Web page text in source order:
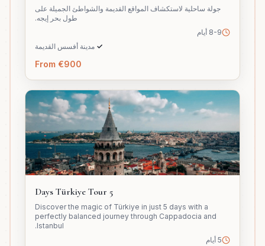
جولة ساحلية لاستكشاف المواقع القديمة والشواطئ الجميلة على
طول بحر إيجه.
8-9 أيام
✓ مدينة أفسس القديمة
From €900
5 Days Türkiye Tour
Discover the magic of Türkiye in just 5 days with a
perfectly balanced journey through Cappadocia and
Istanbul.
5 أيام